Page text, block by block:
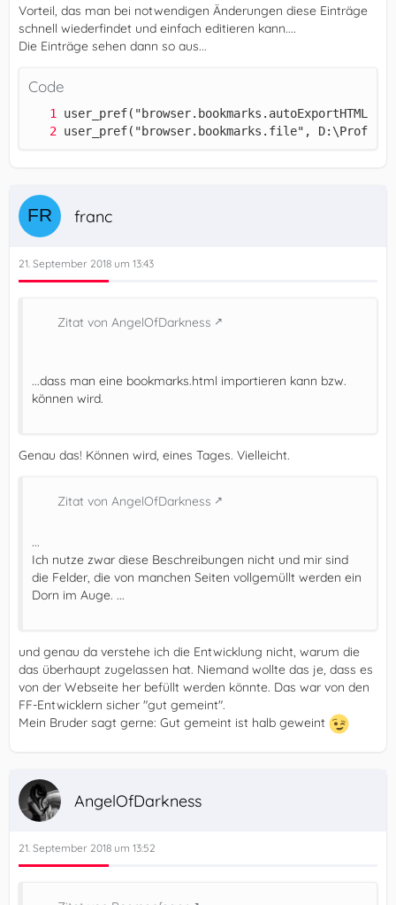
Vorteil, das man bei notwendigen Änderungen diese Einträge
schnell wiederfindet und einfach editieren kann....
Die Einträge sehen dann so aus...
Code
user_pref("browser.bookmarks.file",
franc
21. September 2018 um 13:43
Zitat von AngelOfDarkness
...dass man eine bookmarks.html importieren kann bzw.
können wird.
Genau das! Können wird, eines Tages. Vielleicht.
Zitat von AngelOfDarkness
...
Ich nutze zwar diese Beschreibungen nicht und mir sind
die Felder, die von manchen Seiten vollgemüllt werden ein
Dorn im Auge. ...
und genau da verstehe ich die Entwicklung nicht, warum die
das überhaupt zugelassen hat. Niemand wollte das je, dass es
von der Webseite her befüllt werden könnte. Das war von den
FF-Entwicklern sicher "gut gemeint".
Mein Bruder sagt gerne: Gut gemeint ist halb geweint
AngelOfDarkness
21. September 2018 um 13:52